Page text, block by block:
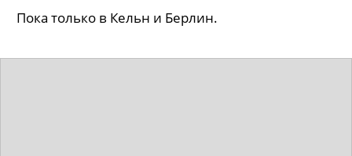
Пока только в Кельн и Берлин.